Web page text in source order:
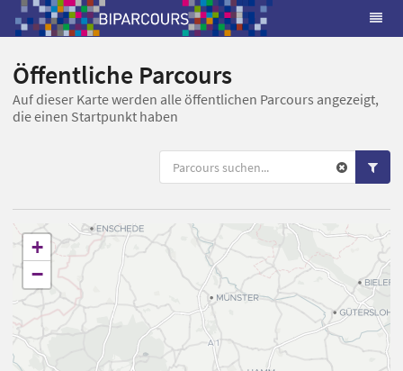
Öffentliche Parcours
Auf dieser Karte werden alle öffentlichen Parcours angezeigt,
die einen Startpunkt haben
+
−